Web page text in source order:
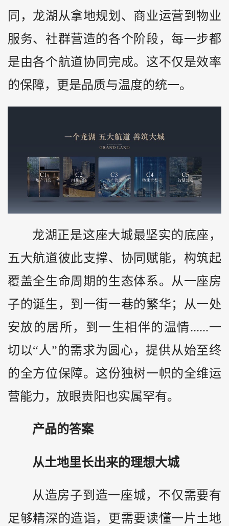
同，龙湖从拿地规划、商业运营到物业
服务、社群营造的各个阶段，每一步都
是由各个航道协同完成。这不仅是效率
的保障，更是品质与温度的统一。
龙湖正是这座大城最坚实的底座，
五大航道彼此支撑、协同赋能，构筑起
覆盖全生命周期的生态体系。从一座房
子的诞生，到一街一巷的繁华；从一处
安放的居所，到一生相伴的温情......一
切以“人”的需求为圆心，提供从始至终
的全方位保障。这份独树一帜的全维运
营能力，放眼贵阳也实属罕有。
产品的答案
从土地里长出来的理想大城
从造房子到造一座城，不仅需要有
足够精深的造诣，更需要读懂一片土地